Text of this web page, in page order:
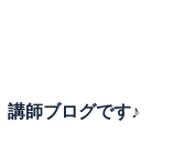
講師ブログです♪